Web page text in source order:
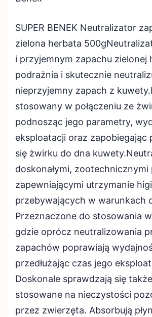
SUPER BENEK Neutralizator
zielona herbata
i przyjemnym zapachu zielonej
podrażnia i skutecznie
nieprzyjemny zapach z
stosowany w połączeniu ze
podnosząc jego parametry,
eksploatacji oraz zapobiegając
się żwirku do dna
doskonałymi,
zapewniającymi utrzymanie
przebywających w warunkach
Przeznaczone do stosowania
gdzie oprócz neutralizowania
zapachów poprawiają
przedłużając czas jego
Doskonale sprawdzają się
stosowane na nieczystości
przez zwierzęta. Absorbują